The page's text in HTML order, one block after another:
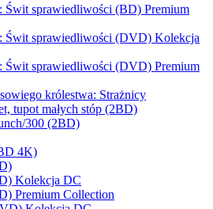
Świt sprawiedliwości (BD) Premium
Świt sprawiedliwości (DVD) Kolekcja
Świt sprawiedliwości (DVD) Premium
królestwa: Strażnicy
tupot małych stóp (2BD)
300 (2BD)
4K)
Kolekcja DC
Premium Collection